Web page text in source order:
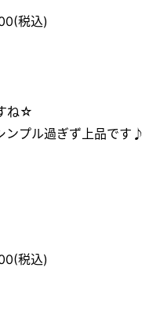
税込)
ね☆
ンプル過ぎず上品です♪
税込)